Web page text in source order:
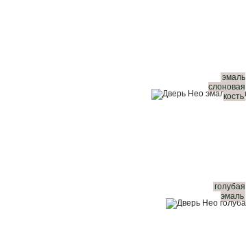
эмаль
слоновая
кость
голубая
эмаль